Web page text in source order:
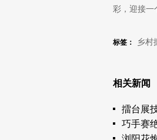
彩，迎接一
标签：
乡村
相关新闻
擂台展
巧手赛